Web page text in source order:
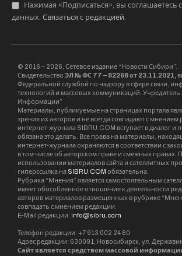
Нажимая «Подписаться», вы соглашаетесь
данных. Связаться с редакцией
© 2016 – 2026, Сетевое издание “Новости Сибири”.
Свидетельство ЭЛ № ФС 77 – 82268 от 23.11.2021,
Федеральной службой по надзору в сфере связи,
технологий и массовых коммуникаций.
Информации”
Материалы, публикуемые на страницах портала
зрения их авторов и не всегда совпадают с
интернет-журнала SIBRU.COM вступает в диалог и
обязана это делать. Все права на материалы,
интернет-журнала охраняются в соответствии с
в том числе об авторском праве и смежных правах.
использовании материалов сайта и сателлитных
гиперссылка на SIBRU.COM обязательна.
Рубрика “Мнения” является самостоятельным
имеет обособленное отношение к деятельности
авторов материалов размещенных в рубрике
совпадать с мнением редакции.
E-Mail редакции: info@sibru.com
Телефон редакции: +7 913 002 24 80
Адрес редакции: 630091, Новосибирск, ул.
Сайт является средством массовой